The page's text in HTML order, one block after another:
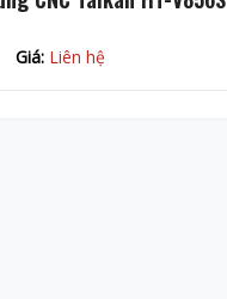
Giá: Liên hệ